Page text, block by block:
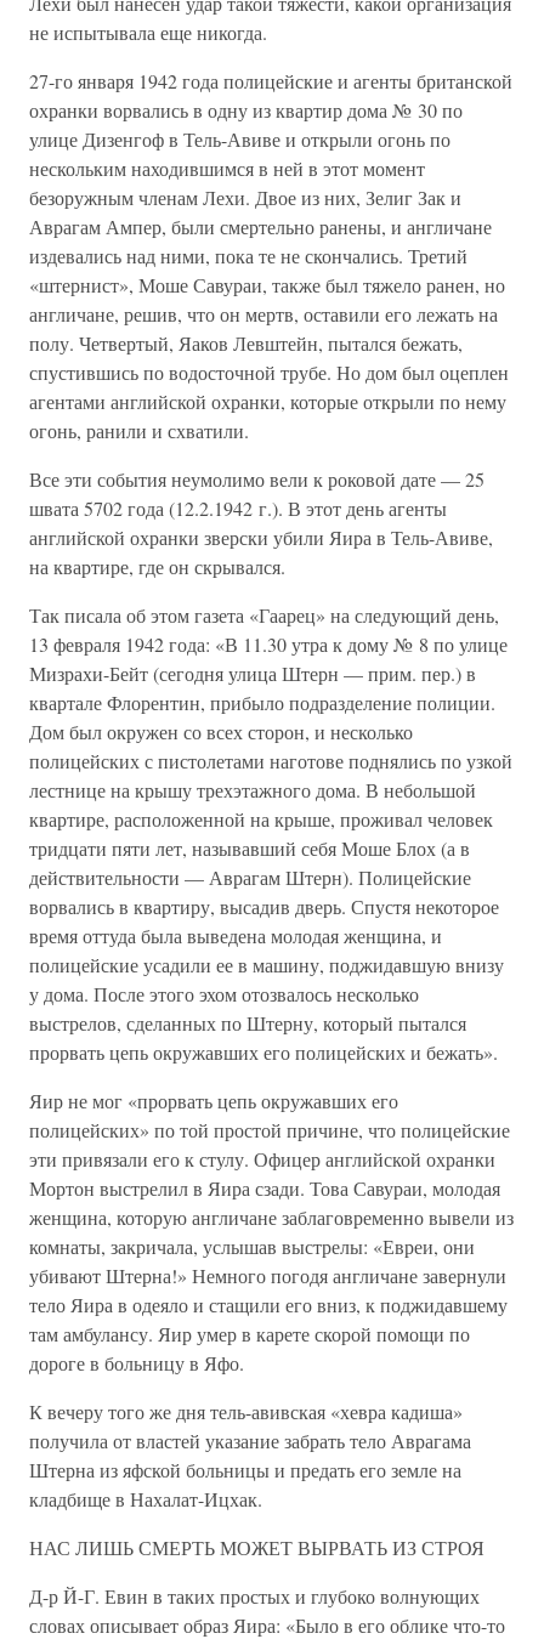
не испытывала еще никогда.
27-го января 1942 года полицейские и агенты британской
охранки ворвались в одну из квартир дома № 30 по
улице Дизенгоф в Тель-Авиве и открыли огонь по
нескольким находившимся в ней в этот момент
безоружным членам Лехи. Двое из них, Зелиг Зак и
Аврагам Ампер, были смертельно ранены, и англичане
издевались над ними, пока те не скончались. Третий
«штернист», Моше Савураи, также был тяжело ранен, но
англичане, решив, что он мертв, оставили его лежать на
полу. Четвертый, Яаков Левштейн, пытался бежать,
спустившись по водосточной трубе. Но дом был оцеплен
агентами английской охранки, которые открыли по нему
огонь, ранили и схватили.
Все эти события неумолимо вели к роковой дате — 25
швата 5702 года (12.2.1942 г.). В этот день агенты
английской охранки зверски убили Яира в Тель-Авиве,
на квартире, где он скрывался.
Так писала об этом газета «Гаарец» на следующий день,
13 февраля 1942 года: «В 11.30 утра к дому № 8 по улице
Мизрахи-Бейт (сегодня улица Штерн — прим. пер.) в
квартале Флорентин, прибыло подразделение полиции.
Дом был окружен со всех сторон, и несколько
полицейских с пистолетами наготове поднялись по узкой
лестнице на крышу трехэтажного дома. В небольшой
квартире, расположенной на крыше, проживал человек
тридцати пяти лет, называвший себя Моше Блох (а в
действительности — Аврагам Штерн). Полицейские
ворвались в квартиру, высадив дверь. Спустя некоторое
время оттуда была выведена молодая женщина, и
полицейские усадили ее в машину, поджидавшую внизу
у дома. После этого эхом отозвалось несколько
выстрелов, сделанных по Штерну, который пытался
прорвать цепь окружавших его полицейских и бежать».
Яир не мог «прорвать цепь окружавших его
полицейских» по той простой причине, что полицейские
эти привязали его к стулу. Офицер английской охранки
Мортон выстрелил в Яира сзади. Това Савураи, молодая
женщина, которую англичане заблаговременно вывели из
комнаты, закричала, услышав выстрелы: «Евреи, они
убивают Штерна!» Немного погодя англичане завернули
тело Яира в одеяло и стащили его вниз, к поджидавшему
там амбулансу. Яир умер в карете скорой помощи по
дороге в больницу в Яфо.
К вечеру того же дня тель-авивская «хевра кадиша»
получила от властей указание забрать тело Аврагама
Штерна из яфской больницы и предать его земле на
кладбище в Нахалат-Ицхак.
НАС ЛИШЬ СМЕРТЬ МОЖЕТ ВЫРВАТЬ ИЗ СТРОЯ
Д-р Й-Г. Евин в таких простых и глубоко волнующих
словах описывает образ Яира: «Было в его облике что-то